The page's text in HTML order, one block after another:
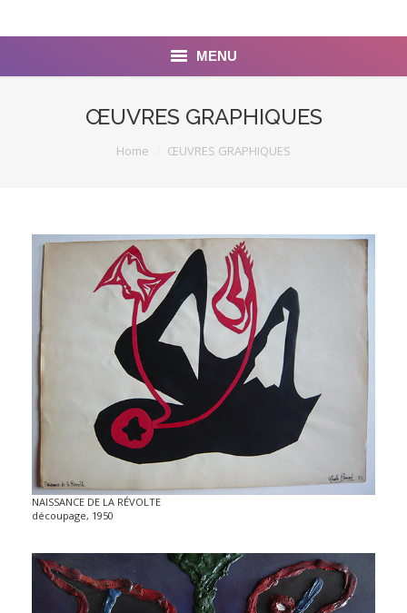
MENU
CHOIX DE POÈMES
TEXTES
PROPOS MOSAÏQUÉ
ŒUVRES GRAPHIQUES
CONTACT
ŒUVRES GRAPHIQUES
Home ŒUVRES GRAPHIQUES
NAISSANCE DE LA RÉVOLTE
découpage, 1950